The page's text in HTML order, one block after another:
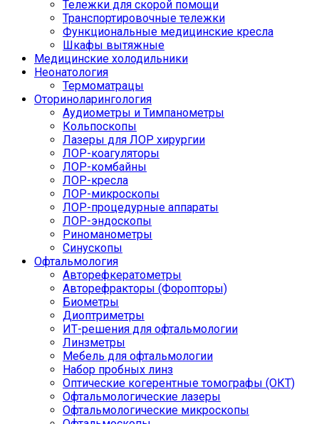
Тележки для скорой помощи
Транспортировочные тележки
Функциональные медицинские кресла
Шкафы вытяжные
Медицинские холодильники
Неонатология
Термоматрацы
Оториноларингология
Аудиометры и Тимпанометры
Кольпоскопы
Лазеры для ЛОР хирургии
ЛОР-коагуляторы
ЛОР-комбайны
ЛОР-кресла
ЛОР-микроскопы
ЛОР-процедурные аппараты
ЛОР-эндоскопы
Риноманометры
Синускопы
Офтальмология
Авторефкератометры
Авторефракторы (Форопторы)
Биометры
Диоптриметры
ИТ-решения для офтальмологии
Линзметры
Мебель для офтальмологии
Набор пробных линз
Оптические когерентные томографы (ОКТ)
Офтальмологические лазеры
Офтальмологические микроскопы